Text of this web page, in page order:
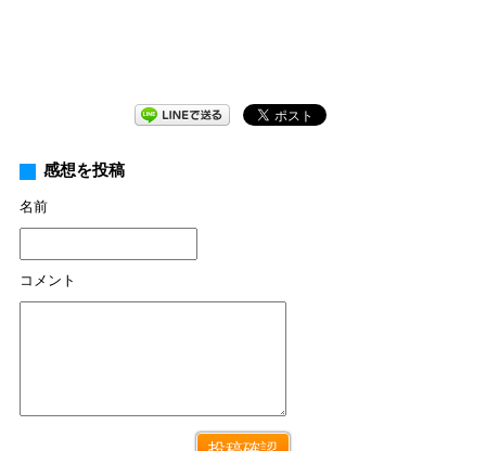
感想を投稿
名前
コメント